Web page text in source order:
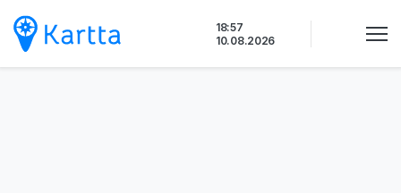
sisältöön
18:57
10.08.2026